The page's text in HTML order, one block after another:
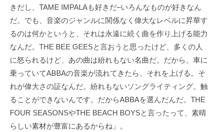
きだし、TAME IMPALAも好きだ–いろんなものが好きなん
だ。でも、音楽のジャンルに関係なく偉大なレベルに昇華す
るのは何かというと、それは永遠に続く曲を作り上げる能力
なんだ。THE BEE GEESと言おうと思ったけど、多くの人
に怒られるけど、あの曲は紛れもない名曲だ。だから、車に
乗っていてABBAの音楽が流れてきたら、それを上げる。そ
れが偉大さの証なんだ。紛れもないソングライティング。触
ることができないんです。だからABBAを選んだんだ。THE
FOUR SEASONSやTHE BEACH BOYSと言ったって、素晴
らしい素材が豊富にあるからね」。